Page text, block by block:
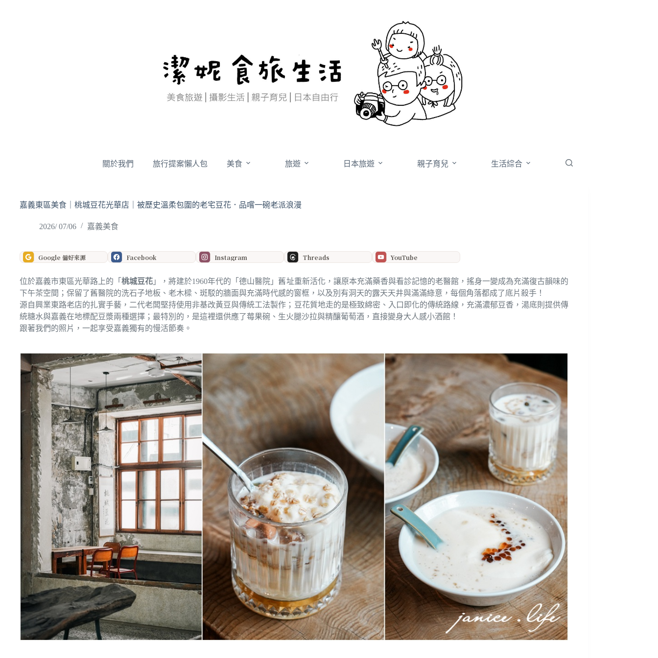
關於我們 旅行提案懶人包 美食 旅遊 日本旅遊 親子育兒 生活綜合
嘉義東區美食｜桃城豆花光華店｜被歷史溫柔包圍的老宅豆花．品嚐一碗老派浪漫
2026/ 07/06 嘉義美食
Google 偏好來源 Facebook Instagram Threads YouTube
位於嘉義市東區光華路上的「桃城豆花 」，將建於1960年代的「德山醫院」舊址重新活化，讓原本充滿藥香與看診記憶的老醫館，搖身一變成為充滿復古韻味的
下午茶空間；保留了舊醫院的洗石子地板、老木樑、斑駁的牆面與充滿時代感的窗框，以及別有洞天的露天天井與滿滿綠意，每個角落都成了底片殺手！
源自興業東路老店的扎實手藝，二代老闆堅持使用非基改黃豆與傳統工法製作；豆花質地走的是極致綿密、入口即化的傳統路線，充滿濃郁豆香，湯底則提供傳
統糖水與嘉義在地標配豆漿兩種選擇；最特別的，是這裡還供應了莓果碗、生火腿沙拉與精釀葡萄酒，直接變身大人感小酒館！
跟著我們的照片，一起享受嘉義獨有的慢活節奏。